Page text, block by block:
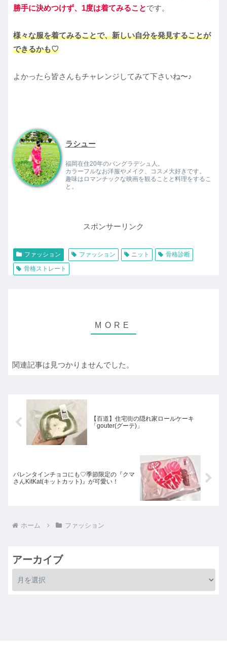
勝手に決めつけず、1度は着てみることです。
様々な服を着てみることで、新しい自分を発見することが
できるかも♡
よかったら皆さんもチャレンジしてみて下さいね〜♪
ラシュー
福岡在住20年のバングラデシュ人。
カラーフルなお洋服やメイク、コスメ大好きです。
趣味はロマンチックな映画を観ることと料理をするこ
と。
スポンサーリンク
ファッション ファッション ニット
骨格診断
骨格ストレート
関連記事は見つかりませんでした。
【百道】住宅街の隠れ家ロールケーキ
「gouter(グーテ)」
バレンタインチョコにも♡季節限定の『クマ
さんKitKat(キットカット)』が可愛い！
ホーム ファッション
アーカイブ